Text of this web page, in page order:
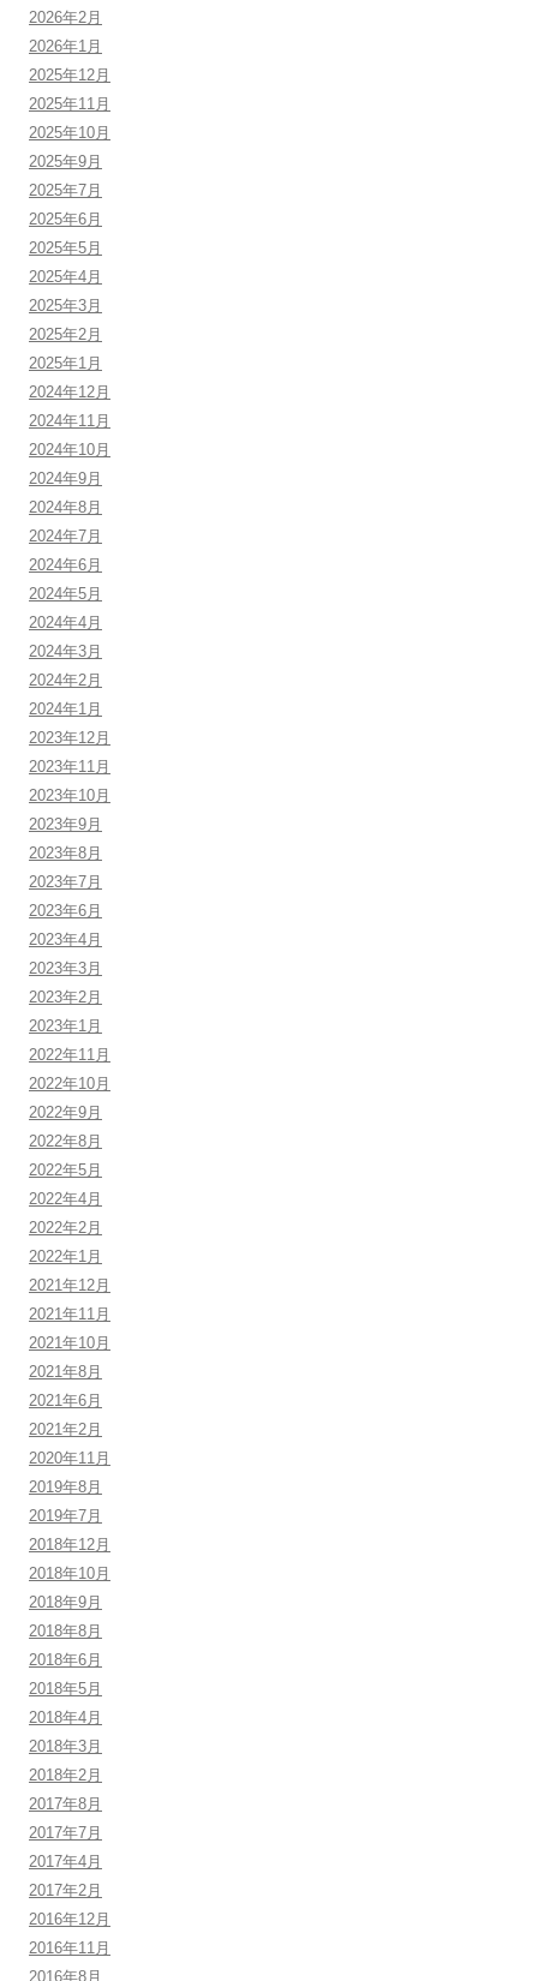
2026年2月
2026年1月
2025年12月
2025年11月
2025年10月
2025年9月
2025年7月
2025年6月
2025年5月
2025年4月
2025年3月
2025年2月
2025年1月
2024年12月
2024年11月
2024年10月
2024年9月
2024年8月
2024年7月
2024年6月
2024年5月
2024年4月
2024年3月
2024年2月
2024年1月
2023年12月
2023年11月
2023年10月
2023年9月
2023年8月
2023年7月
2023年6月
2023年4月
2023年3月
2023年2月
2023年1月
2022年11月
2022年10月
2022年9月
2022年8月
2022年5月
2022年4月
2022年2月
2022年1月
2021年12月
2021年11月
2021年10月
2021年8月
2021年6月
2021年2月
2020年11月
2019年8月
2019年7月
2018年12月
2018年10月
2018年9月
2018年8月
2018年6月
2018年5月
2018年4月
2018年3月
2018年2月
2017年8月
2017年7月
2017年4月
2017年2月
2016年12月
2016年11月
2016年8月